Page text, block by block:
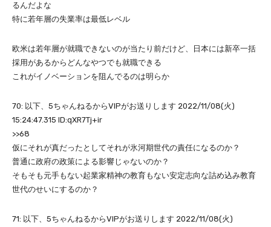
るんだよな
特に若年層の失業率は最低レベル
欧米は若年層が就職できないのが当たり前だけど、日本には新卒一括
採用があるからどんなやつでも就職できる
これがイノベーションを阻んでるのは明らか
70: 以下、5ちゃんねるからVIPがお送りします 2022/11/08(火)
15:24:47.315 ID:qXR7Tj+ir
>>68
仮にそれが真だったとしてそれが氷河期世代の責任になるのか？
普通に政府の政策による影響じゃないのか？
そもそも元手もない起業家精神の教育もない安定志向な詰め込み教育
世代のせいにするのか？
71: 以下、5ちゃんねるからVIPがお送りします 2022/11/08(火)